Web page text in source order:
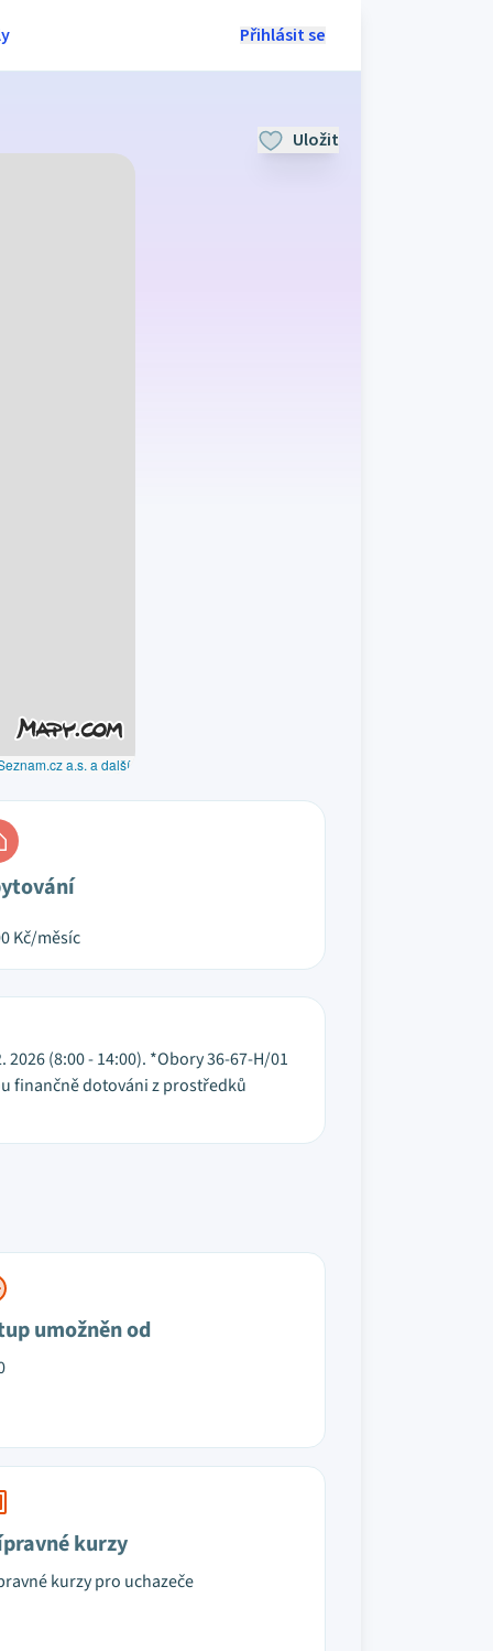
Přihlásit se
Uložit
a.s. a další
Kč/měsíc
2026 (8:00 - 14:00). *Obory 36-67-H/01
finančně dotováni z prostředků
umožněn od
kurzy
kurzy pro uchazeče